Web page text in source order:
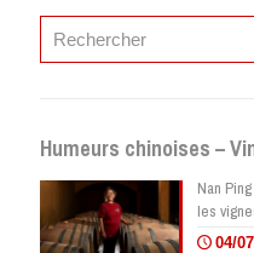
Humeurs chinoises –
Nan
les
04/